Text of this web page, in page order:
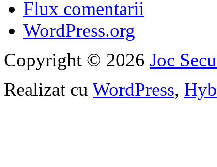
Flux comentarii
WordPress.org
Copyright © 2026 Joc
Realizat cu WordPress,